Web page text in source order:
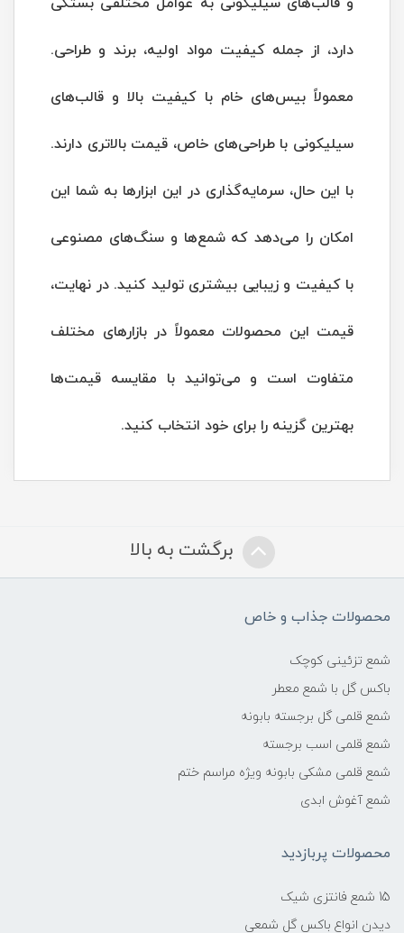
دارد، از جمله کیفیت مواد اولیه، برند و طراحی.
معمولاً بیس‌های خام با کیفیت بالا و قالب‌های
سیلیکونی با طراحی‌های خاص، قیمت بالاتری دارند.
با این حال، سرمایه‌گذاری در این ابزارها به شما این
امکان را می‌دهد که شمع‌ها و سنگ‌های مصنوعی
با کیفیت و زیبایی بیشتری تولید کنید. در نهایت،
قیمت این محصولات معمولاً در بازارهای مختلف
متفاوت است و می‌توانید با مقایسه قیمت‌ها
بهترین گزینه را برای خود انتخاب کنید.
برگشت به بالا
محصولات جذاب و خاص
شمع تزئینی کوچک
باکس گل با شمع معطر
شمع قلمی گل برجسته بابونه
شمع قلمی اسب برجسته
شمع قلمی مشکی بابونه ویژه مراسم ختم
شمع آغوش ابدی
محصولات پربازدید
15 شمع فانتزی شیک
دیدن انواع باکس گل شمعی